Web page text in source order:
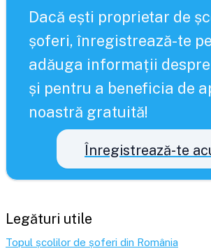
Dacă ești proprietar de
șoferi, înregistrează-te
adăuga informații
și pentru a beneficia de
noastră gratuită!
Înregistrează-te
Legături utile
Topul școlilor de șoferi din România